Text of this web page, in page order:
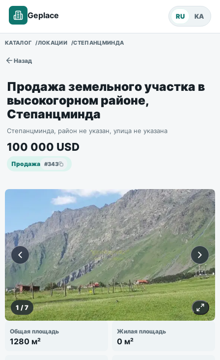
Geplace RU KA
КАТАЛОГ ЛОКАЦИИ СТЕПАНЦМИНДА
Назад
Продажа земельного участка в
высокогорном районе,
Степанцминда
Степанцминда, район не указан, улица не указана
100 000 USD
Продажа #343
1 /7
Общая площадь
1280 м²
Жилая площадь
0 м²